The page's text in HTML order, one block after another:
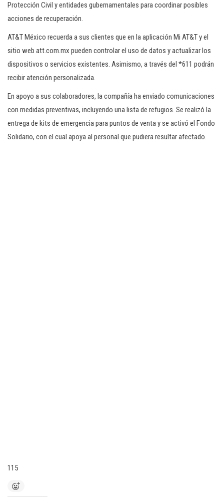
Protección Civil y entidades gubernamentales para coordinar posibles
acciones de recuperación.
AT&T México recuerda a sus clientes que en la aplicación Mi AT&T y el
sitio web att.com.mx pueden controlar el uso de datos y actualizar los
dispositivos o servicios existentes. Asimismo, a través del *611 podrán
recibir atención personalizada.
En apoyo a sus colaboradores, la compañía ha enviado comunicaciones
con medidas preventivas, incluyendo una lista de refugios. Se realizó la
entrega de kits de emergencia para puntos de venta y se activó el Fondo
Solidario, con el cual apoya al personal que pudiera resultar afectado.
115